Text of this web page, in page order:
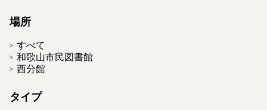
場所
すべて
和歌山市民図書館
西分館
タイプ